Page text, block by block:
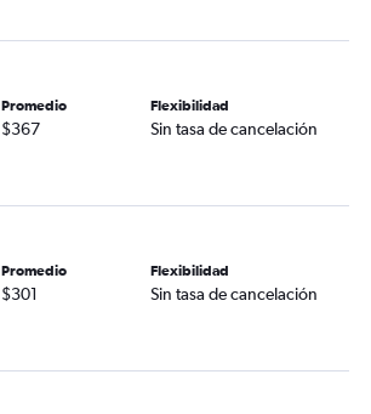
Promedio
$367
Flexibilidad
Sin tasa de cancelación
Promedio
$301
Flexibilidad
Sin tasa de cancelación